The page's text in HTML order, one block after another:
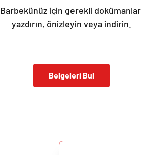
Barbekünüz için gerekli
yazdırın, önizleyin veya indirin.
Belgeleri Bul